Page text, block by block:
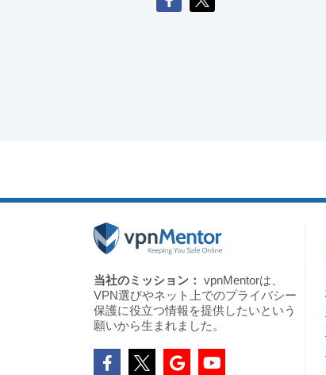
当社のミッション： vpnMentorは、
VPN選びやネット上でのプライバシー
保護に役立つ情報を提供したいという
願いから生まれました。